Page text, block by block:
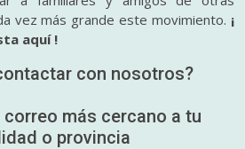
vez más grande este movimiento. ¡
aquí !
con nosotros?
más cercano a tu
o provincia